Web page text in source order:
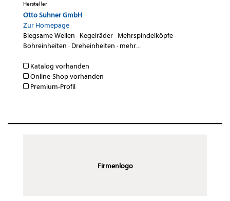
Hersteller
Otto Suhner GmbH
Zur Homepage
Biegsame Wellen · Kegelräder·Mehrspindelköpfe·
Bohreinheiten · Dreheinheiten · mehr...
Katalog vorhanden
Online-Shop vorhanden
Premium-Profil
Firmenlogo